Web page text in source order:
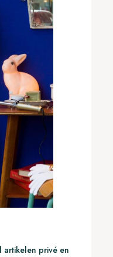
artikelen privé en